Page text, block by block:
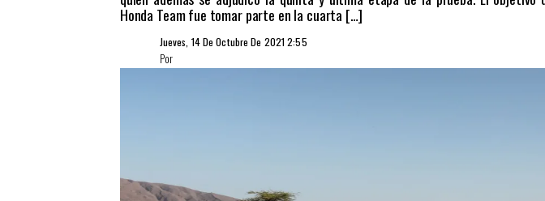
Honda Team fue tomar parte en la cuarta […]
Jueves, 14 De Octubre De 2021 2:55
Por